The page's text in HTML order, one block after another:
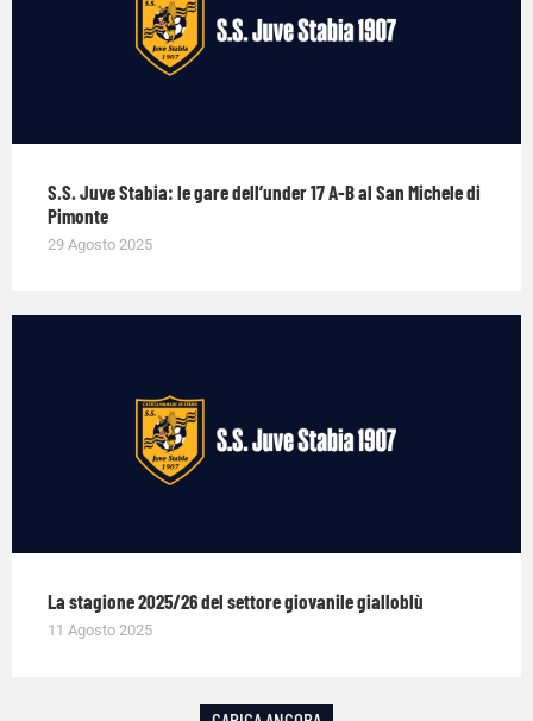
S.S. Juve Stabia: le gare dell’under 17 A-B al San Michele di
Pimonte
29 Agosto 2025
La stagione 2025/26 del settore giovanile gialloblù
11 Agosto 2025